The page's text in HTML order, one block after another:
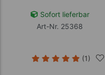
Sofort lieferbar
Art-Nr. 25368
(1)